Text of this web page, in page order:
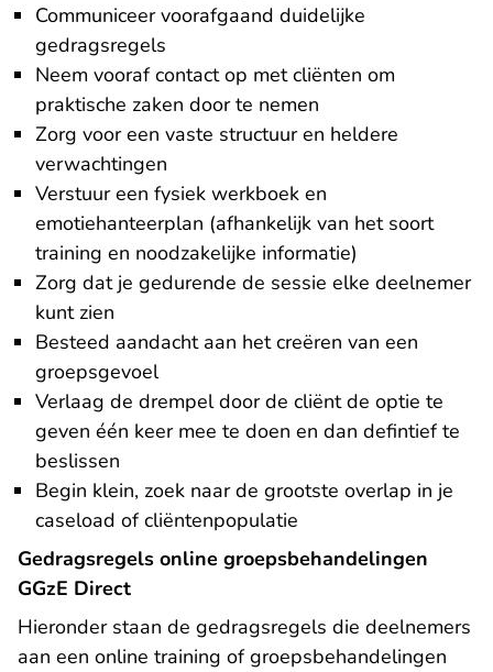
Communiceer voorafgaand duidelijke
gedragsregels
Neem vooraf contact op met cliënten om
praktische zaken door te nemen
Zorg voor een vaste structuur en heldere
verwachtingen
Verstuur een fysiek werkboek en
emotiehanteerplan (afhankelijk van het soort
training en noodzakelijke informatie)
Zorg dat je gedurende de sessie elke deelnemer
kunt zien
Besteed aandacht aan het creëren van een
groepsgevoel
Verlaag de drempel door de cliënt de optie te
geven één keer mee te doen en dan defintief te
beslissen
Begin klein, zoek naar de grootste overlap in je
caseload of cliëntenpopulatie
Gedragsregels online groepsbehandelingen
GGzE Direct
Hieronder staan de gedragsregels die deelnemers
aan een online training of groepsbehandelingen